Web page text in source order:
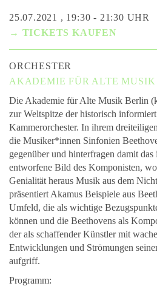
25.07.2021 , 19:30 - 21:30 UHR
→ TICKETS KAUFEN
ORCHESTER
AKADEMIE FÜR ALTE
Die Akademie für Alte Musik Berlin
zur Weltspitze der historisch
Kammerorchester. In ihrem
die Musiker*innen Sinfonien
gegenüber und hinterfragen damit
entworfene Bild des Komponisten,
Genialität heraus Musik aus dem
präsentiert Akamus Beispiele aus
Umfeld, die als wichtige
können und die Beethovens als
der als schaffender Künstler mit
Entwicklungen und Strömungen
aufgriff.
Programm: